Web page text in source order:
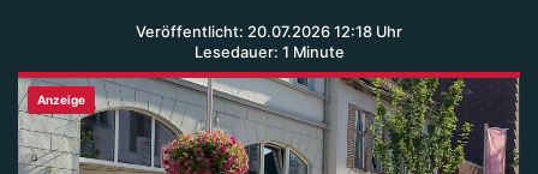
Veröffentlicht: 20.07.2026 12:18 Uhr
Lesedauer: 1 Minute
Anzeige